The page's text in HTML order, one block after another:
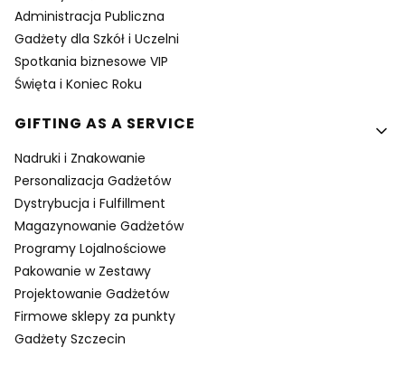
Administracja Publiczna
Gadżety dla Szkół i Uczelni
Spotkania biznesowe VIP
Święta i Koniec Roku
GIFTING AS A SERVICE
Nadruki i Znakowanie
Personalizacja Gadżetów
Dystrybucja i Fulfillment
Magazynowanie Gadżetów
Programy Lojalnościowe
Pakowanie w Zestawy
Projektowanie Gadżetów
Firmowe sklepy za punkty
Gadżety Szczecin